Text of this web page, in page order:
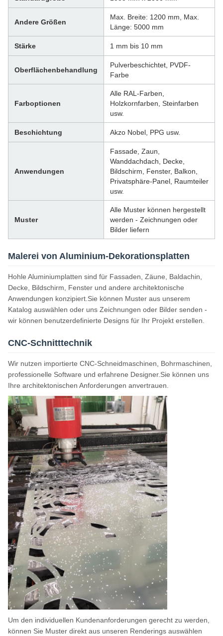
Andere Größen
Max. Breite: 1200 mm, Max.
Länge: 5000 mm
Stärke 1 mm bis 10 mm
Oberflächenbehandlung
Pulverbeschichtet, PVDF-
Farbe
Farboptionen
Alle RAL-Farben,
Holzkornfarben, Steinfarben
usw.
Beschichtung Akzo Nobel, PPG usw.
Anwendungen
Fassade, Zaun,
Wanddachdach, Decke,
Bildschirm, Fenster, Balkon,
Privatsphäre-Panel, Raumteiler
usw.
Muster
Alle Muster können hergestellt
werden - Zeichnungen oder
Bilder liefern
Malerei von Aluminium-Dekorationsplatten
Hohle Aluminiumplatten sind für Fassaden, Zäune, Baldachin,
Decke, Bildschirm, Fenster und andere architektonische
Anwendungen konzipiert.Sie können Muster aus unserem
Katalog auswählen oder uns Zeichnungen oder Bilder senden -
wir können benutzerdefinierte Designs für Ihr Projekt erstellen.
CNC-Schnitttechnik
Wir nutzen importierte CNC-Schneidmaschinen, Bohrmaschinen,
professionelle Software und erfahrene Designer.Sie können uns
Ihre architektonischen Anforderungen anvertrauen.
Um den individuellen Kundenanforderungen gerecht zu werden,
können Sie Muster direkt aus unseren Renderings auswählen